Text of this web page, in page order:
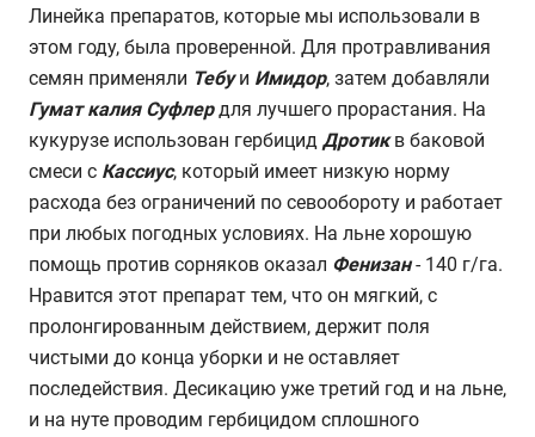
Линейка препаратов, которые мы использовали в
этом году, была проверенной. Для протравливания
семян применяли Тебуи Имидор, затем добавляли
Гумат калия Суфлердля лучшего прорастания. На
кукурузе использован гербицид Дротикв баковой
смеси с Кассиус, который имеет низкую норму
расхода без ограничений по севообороту и работает
при любых погодных условиях. На льне хорошую
помощь против сорняков оказал Фенизан- 140 г/га.
Нравится этот препарат тем, что он мягкий, с
пролонгированным действием, держит поля
чистыми до конца уборки и не оставляет
последействия. Десикацию уже третий год и на льне,
и на нуте проводим гербицидом сплошного